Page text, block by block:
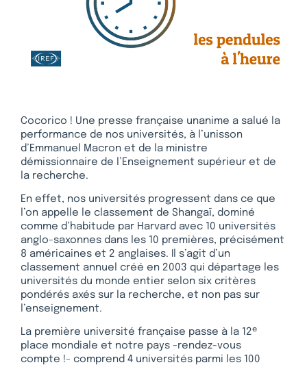
Cocorico ! Une presse française unanime a salué la
performance de nos universités, à l’unisson
d’Emmanuel Macron et de la ministre
démissionnaire de l’Enseignement supérieur et de
la recherche.
En effet, nos universités progressent dans ce que
l’on appelle le classement de Shangaï, dominé
comme d’habitude par Harvard avec 10 universités
anglo-saxonnes dans les 10 premières, précisément
8 américaines et 2 anglaises. Il s’agit d’un
classement annuel créé en 2003 qui départage les
universités du monde entier selon six critères
pondérés axés sur la recherche, et non pas sur
l’enseignement.
La première université française passe à la 12e
place mondiale et notre pays -rendez-vous
compte !- comprend 4 universités parmi les 100